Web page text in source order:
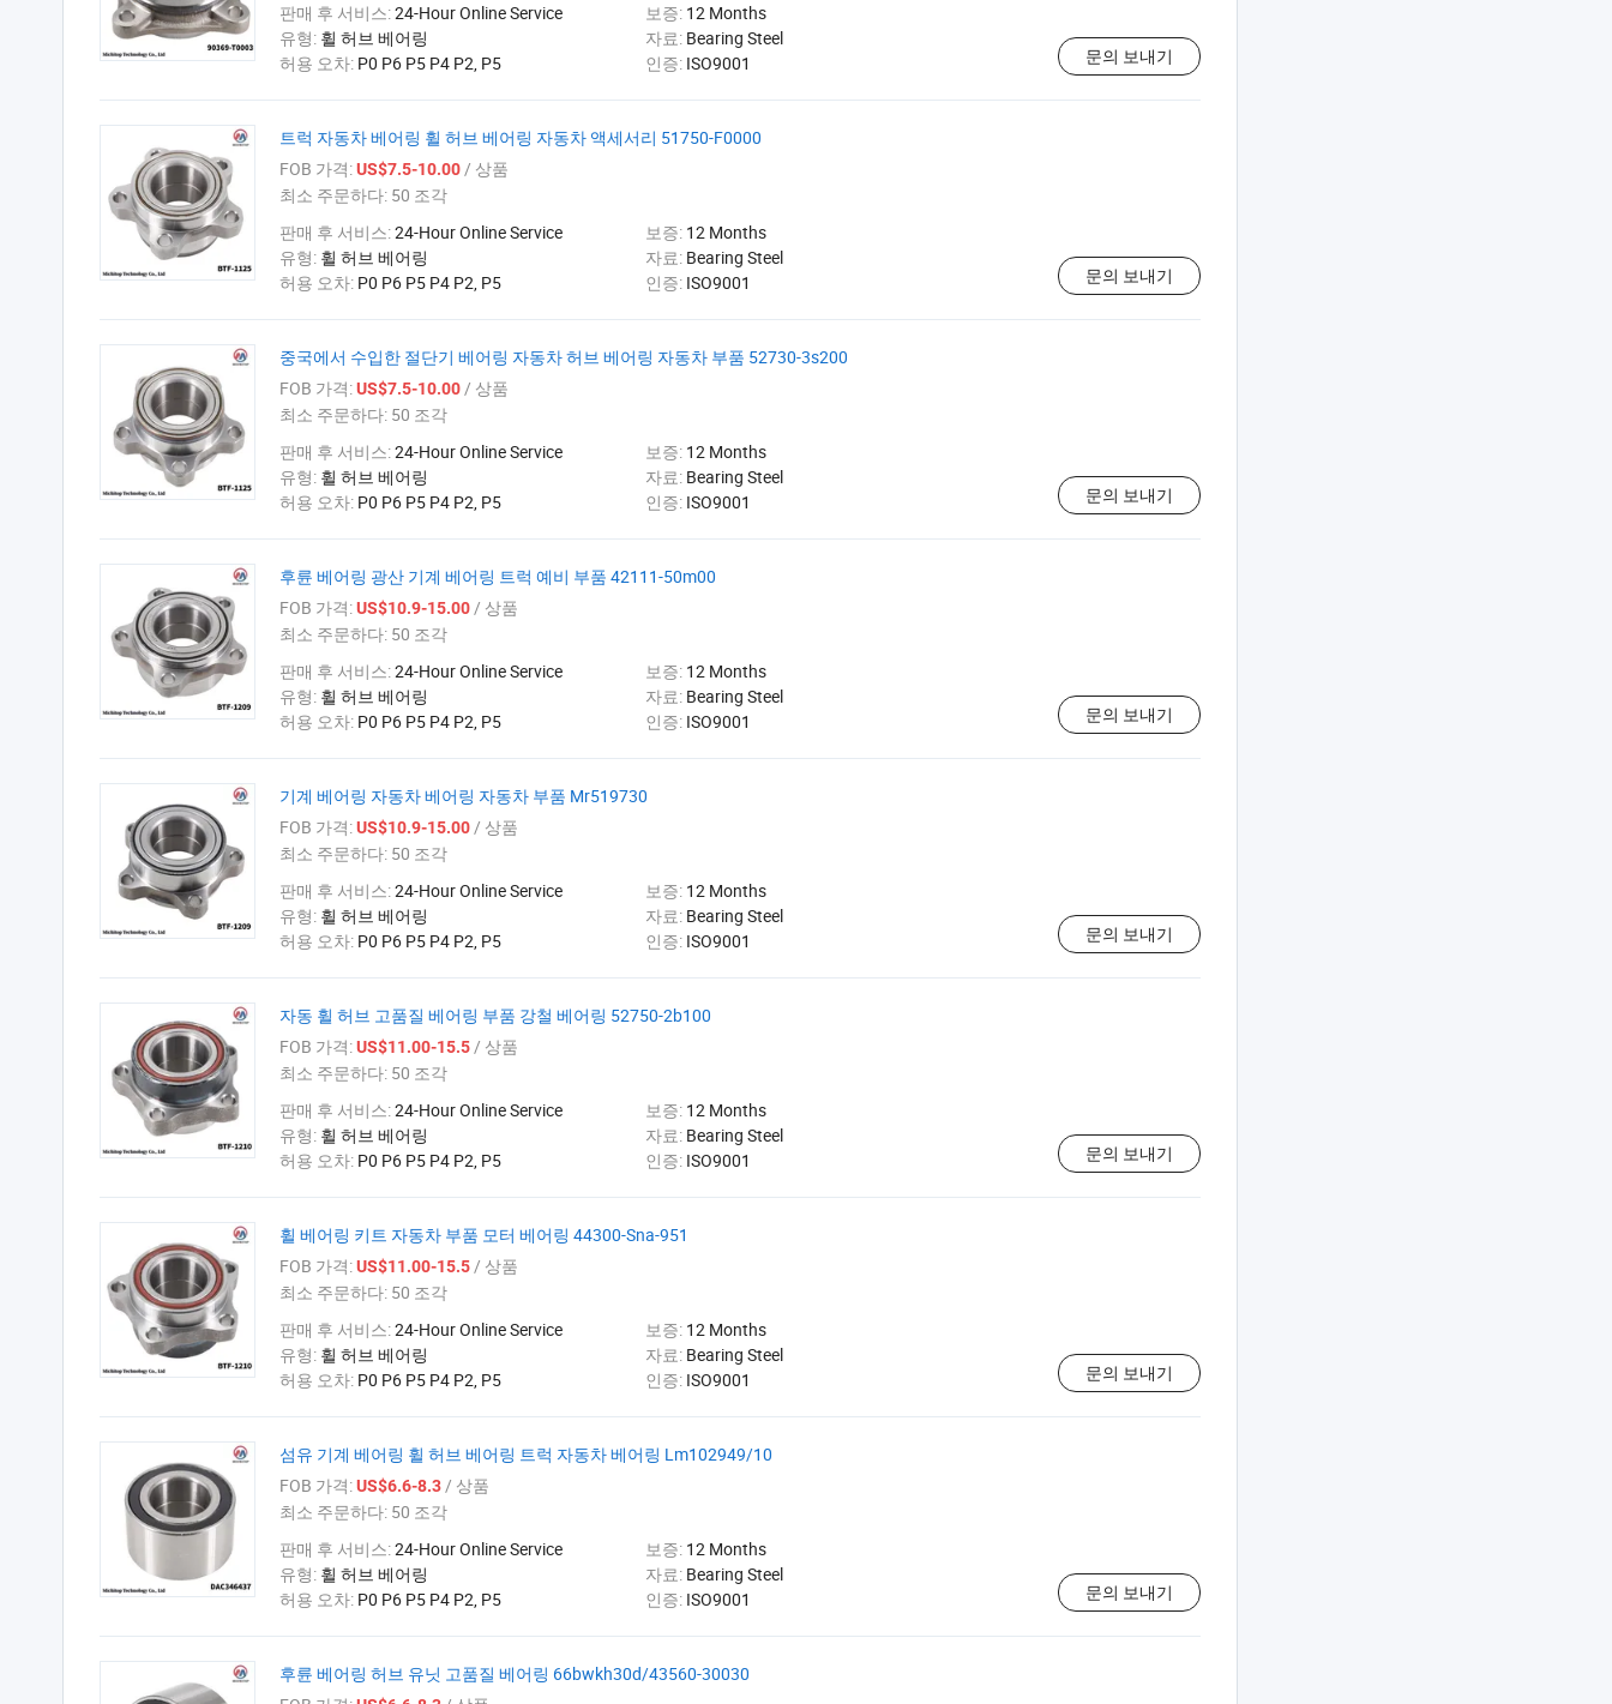
판매 후 서비스:24-Hour Online Service 보증: 12 Months
유형: 휠 허브 베어링 자료: Bearing Steel
허용 오차: P0 P6 P5 P4 P2, P5 인증: ISO9001 문의 보내기
트럭 자동차 베어링 휠 허브 베어링 자동차 액세서리 51750-F0000
FOB 가격:US$7.5-10.00/ 상품
최소 주문하다: 50 조각
판매 후 서비스:24-Hour Online Service 보증: 12 Months
유형: 휠 허브 베어링 자료: Bearing Steel
허용 오차: P0 P6 P5 P4 P2, P5 인증: ISO9001 문의 보내기
중국에서 수입한 절단기 베어링 자동차 허브 베어링 자동차 부품 52730-3s200
FOB 가격:US$7.5-10.00/ 상품
최소 주문하다: 50 조각
판매 후 서비스:24-Hour Online Service 보증: 12 Months
유형: 휠 허브 베어링 자료: Bearing Steel
허용 오차: P0 P6 P5 P4 P2, P5 인증: ISO9001 문의 보내기
후륜 베어링 광산 기계 베어링 트럭 예비 부품 42111-50m00
FOB 가격:US$10.9-15.00/ 상품
최소 주문하다: 50 조각
판매 후 서비스:24-Hour Online Service 보증: 12 Months
유형: 휠 허브 베어링 자료: Bearing Steel
허용 오차: P0 P6 P5 P4 P2, P5 인증: ISO9001 문의 보내기
기계 베어링 자동차 베어링 자동차 부품 Mr519730
FOB 가격:US$10.9-15.00/ 상품
최소 주문하다: 50 조각
판매 후 서비스:24-Hour Online Service 보증: 12 Months
유형: 휠 허브 베어링 자료: Bearing Steel
허용 오차: P0 P6 P5 P4 P2, P5 인증: ISO9001 문의 보내기
자동 휠 허브 고품질 베어링 부품 강철 베어링 52750-2b100
FOB 가격:US$11.00-15.5/ 상품
최소 주문하다: 50 조각
판매 후 서비스:24-Hour Online Service 보증: 12 Months
유형: 휠 허브 베어링 자료: Bearing Steel
허용 오차: P0 P6 P5 P4 P2, P5 인증: ISO9001 문의 보내기
휠 베어링 키트 자동차 부품 모터 베어링 44300-Sna-951
FOB 가격:US$11.00-15.5/ 상품
최소 주문하다: 50 조각
판매 후 서비스:24-Hour Online Service 보증: 12 Months
유형: 휠 허브 베어링 자료: Bearing Steel
허용 오차: P0 P6 P5 P4 P2, P5 인증: ISO9001 문의 보내기
섬유 기계 베어링 휠 허브 베어링 트럭 자동차 베어링 Lm102949/10
FOB 가격:US$6.6-8.3/ 상품
최소 주문하다: 50 조각
판매 후 서비스:24-Hour Online Service 보증: 12 Months
유형: 휠 허브 베어링 자료: Bearing Steel
허용 오차: P0 P6 P5 P4 P2, P5 인증: ISO9001 문의 보내기
후륜 베어링 허브 유닛 고품질 베어링 66bwkh30d/43560-30030